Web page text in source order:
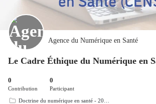
Agence du Numérique en Santé
Le Cadre Éthique du Numérique en
0
Contribution
0
Participant
Doctrine du numérique en santé - 20…